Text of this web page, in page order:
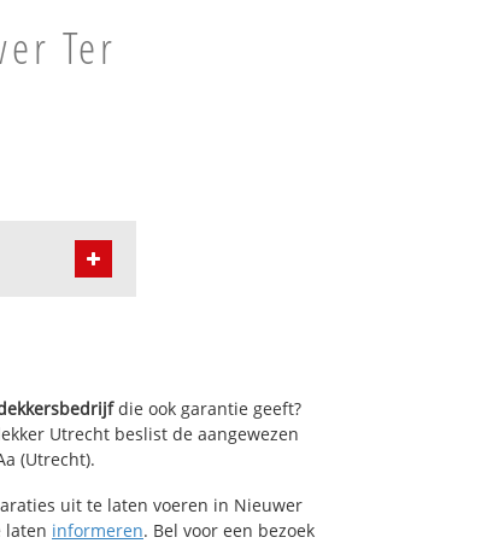
Ter
die ook garantie geeft?
Utrecht beslist de aangewezen
(Utrecht).
uit te laten voeren in Nieuwer
laten informeren. Bel voor een bezoek